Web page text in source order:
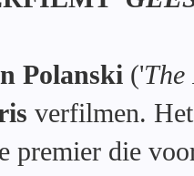
Polanski ('
verfilmen.
premier die